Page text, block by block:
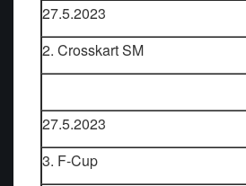
27.5.2023
2. Crosskart SM
27.5.2023
3. F-Cup